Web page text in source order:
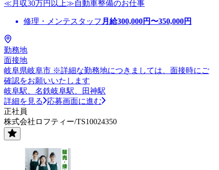
≪月収30万円以上≫自動車整備のお仕事
修理・メンテスタッフ 月給300,000円〜350,000円
勤務地
面接地
岐阜県岐阜市 ※詳細な勤務地につきましては、面接時にご
確認をお願いいたします
岐阜駅、名鉄岐阜駅、田神駅
詳細を見る
応募画面に進む
正社員
株式会社ロフティー/TS10024350